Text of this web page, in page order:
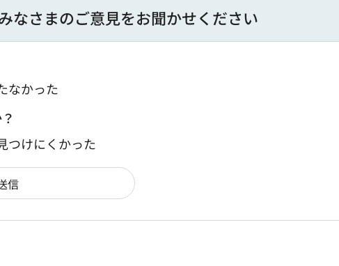
なさまのご意見をお聞かせください
なかった
つけにくかった